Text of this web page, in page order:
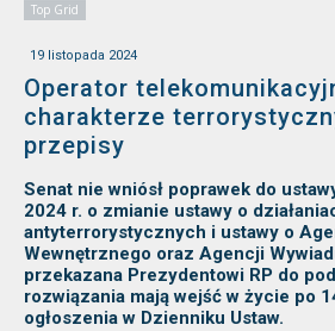
Top Grid
19 listopada 2024
Operator
charakterze
przepisy
Senat nie wniósł poprawek do
2024 r. o zmianie ustawy o
antyterrorystycznych i ustawy o
Wewnętrznego oraz Agencji
przekazana Prezydentowi RP do
rozwiązania mają wejść w życie po
ogłoszenia w Dzienniku Ustaw.